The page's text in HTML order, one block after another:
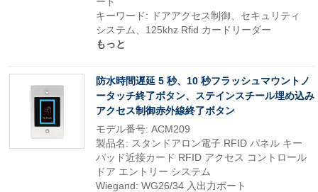
キーワード: ドアアクセス制御、セキュリティ
システム、125khz Rfid カードリーダー
もっと
防水時間遅延 5 秒、10 秒フラッシュマウントノ
ータッチ終了ボタン、ステインスチール埋め込み
アクセス制御赤外線終了ボタン
モデル番号: ACM209
製品名: スタンドアロン電子 RFID パネル キー
パッド近接カード RFID アクセス コントロール
ドア エントリー システム
Wiegand: WG26/34 入出力ポート